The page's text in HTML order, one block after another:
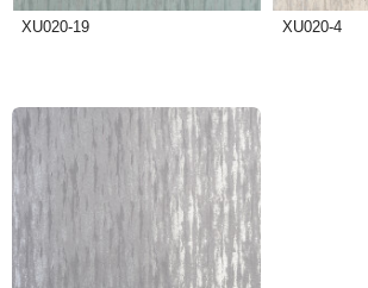
XU020-19 XU020-4